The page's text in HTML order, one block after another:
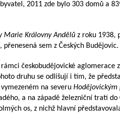
2011 zde bylo 303 domů a
Marie Královny Andělů z roku 1938,
přenesená sem z Českých Budějovic.
českobudějovické aglomerace
druhu se odlišují i tím, že
na severu Hodějovickým
a na západě železniční tratí do
os, z nichž hlavní